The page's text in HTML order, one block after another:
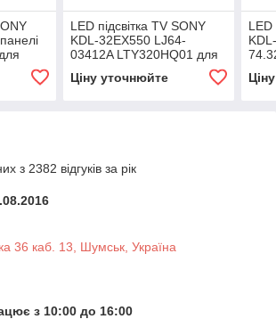
LED підсвітка TV SONY
KDL-32EX550 LJ64-
03412A LTY320HQ01 для
Ціну уточнюйте
LED
з 2382 відгуків за рік
36 каб. 13, Шумськ, Україна
з 10:00 до 16:00